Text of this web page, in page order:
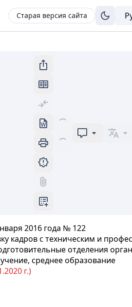
Старая версия сайта
2016 года № 122
кадров с техническим и
отделения
среднее образование
г.)